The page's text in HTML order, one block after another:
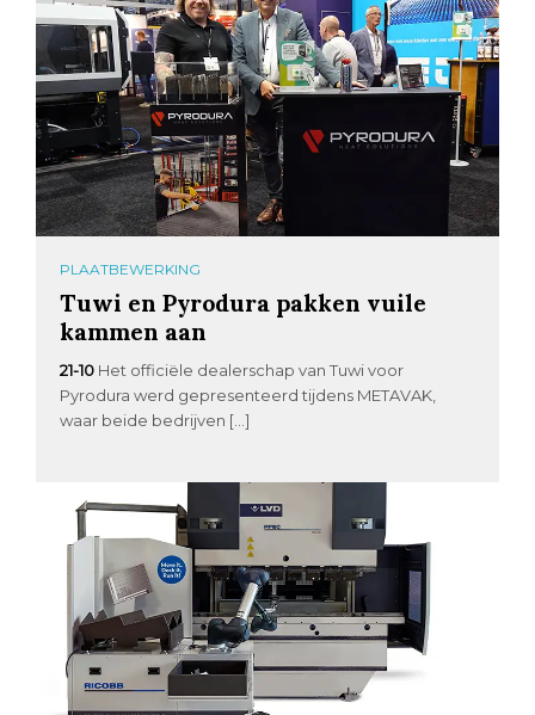
PLAATBEWERKING
Tuwi en Pyrodura pakken vuile
kammen aan
21-10 Het officiële dealerschap van Tuwi voor
Pyrodura werd gepresenteerd tijdens METAVAK,
waar beide bedrijven […]